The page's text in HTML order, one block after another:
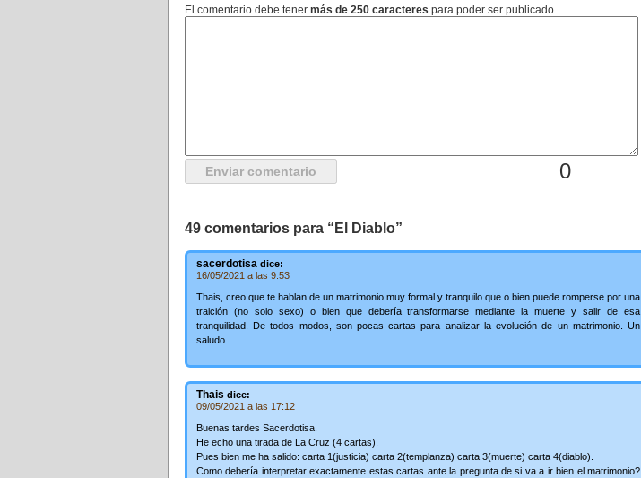
El comentario debe tener más de 250 caracteres para poder ser publicado
0
49 comentarios para “El Diablo”
sacerdotisa dice:
16/05/2021 a las 9:53
Thais, creo que te hablan de un matrimonio muy formal y tranquilo que o bien puede romperse por una
traición (no solo sexo) o bien que debería transformarse mediante la muerte y salir de esa
tranquilidad. De todos modos, son pocas cartas para analizar la evolución de un matrimonio. Un
saludo.
Thais dice:
09/05/2021 a las 17:12
Buenas tardes Sacerdotisa.
He echo una tirada de La Cruz (4 cartas).
Pues bien me ha salido: carta 1(justicia) carta 2(templanza) carta 3(muerte) carta 4(diablo).
Como debería interpretar exactamente estas cartas ante la pregunta de si va a ir bien el matrimonio?